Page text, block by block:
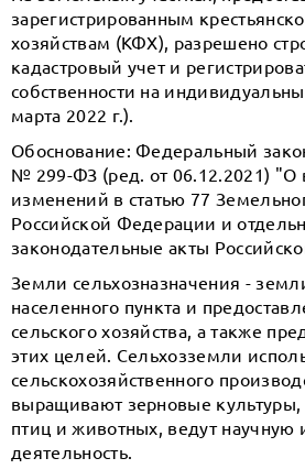
зарегистрированным
хозяйствам (КФХ), разрешено
кадастровый учет и
собственности на
марта 2022 г.).
Обоснование: Федеральный
№ 299-ФЗ (ред. от 06.12.2021) "О
изменений в статью 77
Российской Федерации и
законодательные акты
Земли сельхозназначения -
населенного пункта и
сельского хозяйства, а также
этих целей. Сельхозземли
сельскохозяйственного
выращивают зерновые
птиц и животных, ведут научную
деятельность.